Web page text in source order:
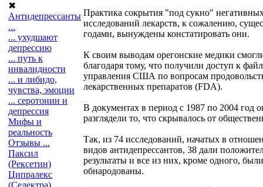
✖
Антидепрессанты
...
... ухудшают
депрессию
... путь к
инвалидности
... и либидо,
чувства, эмоции
... серотонин и
депрессия
Мифы и
реальность
Отзывы ...
Паксил
(Рексетин)
Ципралекс
(Селектра)
Практика сокрытия "под сукно"
исследований лекарств, к сожалению,
годами, вынуждены констатировать они.
К своим выводам орегонские медики
благодаря тому, что получили доступ к
управления США по вопросам
лекарственных препаратов (FDA).
В документах в период с 1987 по 2004 год
разглядели то, что скрывалось от
Так, из 74 исследований, начатых в
видов антидепрессантов, 38 дали
результаты и все из них, кроме одного, были
обнародованы.